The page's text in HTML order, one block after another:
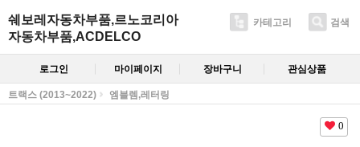
쉐보레자동차부품,르노코리아
자동차부품,ACDELCO
카테고리 검색
로그인 마이페이지 장바구니 관심상품
트랙스 (2013~2022) 엠블렘,레터링
0